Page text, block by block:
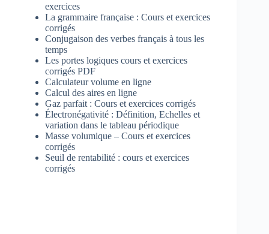
exercices
La grammaire française : Cours et exercices
corrigés
Conjugaison des verbes français à tous les
temps
Les portes logiques cours et exercices
corrigés PDF
Calculateur volume en ligne
Calcul des aires en ligne
Gaz parfait : Cours et exercices corrigés
Électronégativité : Définition, Echelles et
variation dans le tableau périodique
Masse volumique – Cours et exercices
corrigés
Seuil de rentabilité : cours et exercices
corrigés